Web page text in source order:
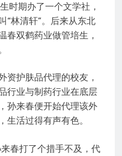
时期办了一个文学社，
“林清轩”。后来从东北
春双鹤药业做管培生，
资护肤品代理的校友，
行业与制药行业在底层
孙来春便开始代理该外
生活过得有声有色。
春打了个措手不及，代